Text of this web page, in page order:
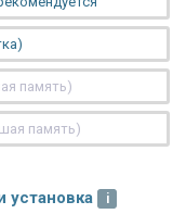
память)
память)
установка